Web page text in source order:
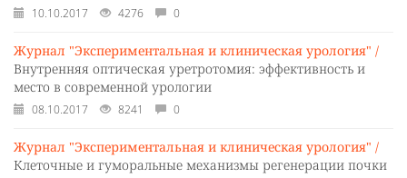
10.10.2017 4276 0
Журнал "Экспериментальная и клиническая урология" /
Внутренняя оптическая уретротомия: эффективность и
место в современной урологии
08.10.2017 8241 0
Журнал "Экспериментальная и клиническая урология" /
Клеточные и гуморальные механизмы регенерации почки